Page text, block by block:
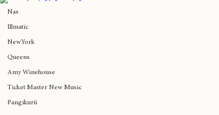
Big Daddy Kane
Nas
Illmatic
NewYork
Queens
Amy Winehouse
Ticket Master New Music
Pangikurü
Nuestros Auspiciadores